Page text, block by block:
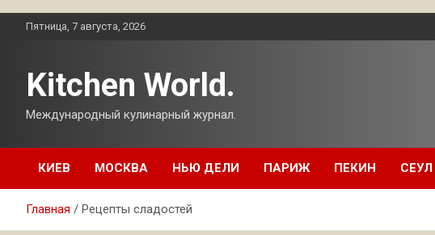
ПерейтиПятница, 7 августа, 2026
Kitchen World.
Международный кулинарный журнал.
КИЕВ МОСКВА НЬЮ ДЕЛИ ПАРИЖ ПЕКИН СЕУЛ
Главная Рецепты сладостей